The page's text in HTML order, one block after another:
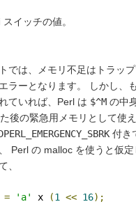
スイッチの値。
では、メモリ不足はトラッ
ラーとなります。 しかし、
ていれば、Perl は $^Mの中
後の緊急用メモリとして使え
付き
Perl の malloc を使うと仮定
、
= 'a' x (1 << 16);